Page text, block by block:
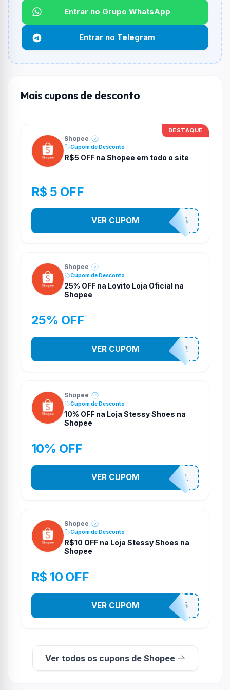
Funciona em qualquer produto?
Não necessariamente. Depende de itens participantes
e alguns vendedores ou produtos especificos podem
não aceitar cupons.
Entrar no Grupo WhatsApp
Entrar no Telegram
Mais cupons de desconto
DESTAQUE
Shopee
Cupom de Desconto
R$5 OFF na Shopee em todo o site
R$ 5 OFF
4CH4D1NH0S
VER CUPOM
Shopee
Cupom de Desconto
25% OFF na Lovito Loja Oficial na
Shopee
25% OFF
141525852
VER CUPOM
Shopee
Cupom de Desconto
10% OFF na Loja Stessy Shoes na
Shopee
10% OFF
STES2541
VER CUPOM
Shopee
Cupom de Desconto
R$10 OFF na Loja Stessy Shoes na
Shopee
R$ 10 OFF
STES2525
VER CUPOM
Ver todos os cupons de Shopee